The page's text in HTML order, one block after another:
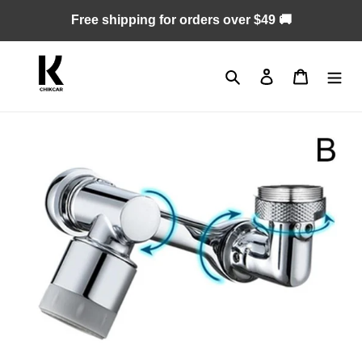
content
Free shipping for orders over $49 🚚
Search Log in Cart